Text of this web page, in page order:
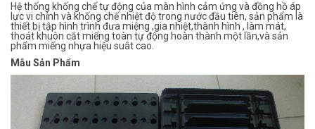
Hệ thống khống chế tự động của màn hình cảm ứng và đồng hồ áp
lực vi chỉnh và khống chế nhiệt độ trong nước đầu tiên, sản phẩm là
thiết bị tập hình trình đưa miệng ,gia nhiệt,thành hình , làm mát,
thoát khuôn cắt miếng toàn tự động hoàn thành một lần,và sản
phẩm miếng nhựa hiệu suât cao.
Mẫu Sản Phẩm